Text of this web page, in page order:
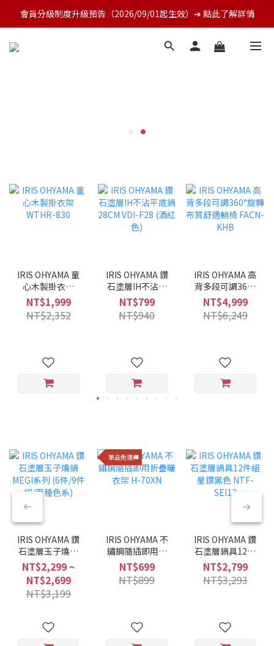
會員分級制度升級預告（2026/09/01起生效）➔ 點此了解詳情
IRIS OHYAMA 童
心木製掛衣架
WTHR-830
NT$1,999
NT$2,352
IRIS OHYAMA 鑽
石塗層IH不沾平
底鍋 28CM VDI-
F28 (酒紅色)
NT$799
NT$940
IRIS OHYAMA 高
背多段可調360°
旋轉布質舒適躺
椅 FACN-KHB
NT$4,999
NT$6,249
IRIS OHYAMA 鑽
石塗層玉子燒鍋
MEGI系列 (6件/9
件組/兩種色系)
NT$2,299 ~
NT$2,699
NT$3,199
單品免運🚚
IRIS OHYAMA 不
鏽鋼隨插即用折
疊曬衣架 H-
70XN
NT$699
NT$899
IRIS OHYAMA 鑽
石塗層鍋具12件
組 星鑽黑色
NTF-SEI12
NT$2,799
NT$3,293